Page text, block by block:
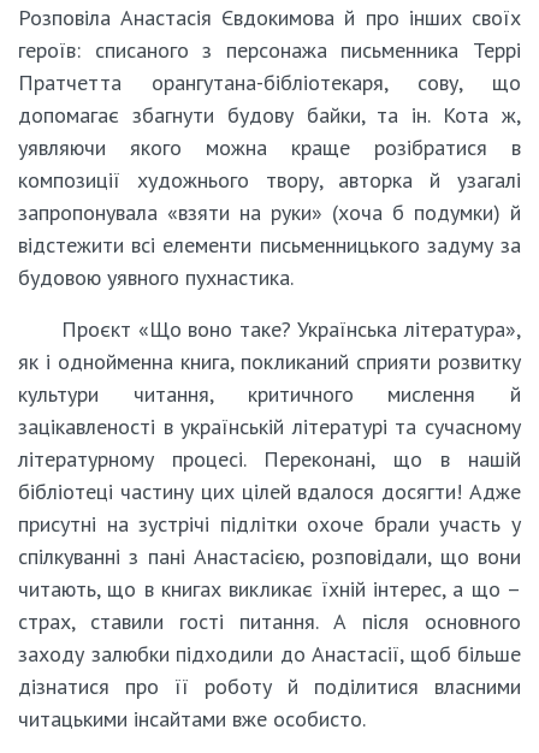
Розповіла Анастасія Євдокимова й про інших своїх
героїв: списаного з персонажа письменника Террі
Пратчетта орангутана-бібліотекаря, сову, що
допомагає збагнути будову байки, та ін. Кота ж,
уявляючи якого можна краще розібратися в
композиції художнього твору, авторка й узагалі
запропонувала «взяти на руки» (хоча б подумки) й
відстежити всі елементи письменницького задуму за
будовою уявного пухнастика.
Проєкт «Що воно таке? Українська література»,
як і однойменна книга, покликаний сприяти розвитку
культури читання, критичного мислення й
зацікавленості в українській літературі та сучасному
літературному процесі. Переконані, що в нашій
бібліотеці частину цих цілей вдалося досягти! Адже
присутні на зустрічі підлітки охоче брали участь у
спілкуванні з пані Анастасією, розповідали, що вони
читають, що в книгах викликає їхній інтерес, а що –
страх, ставили гості питання. А після основного
заходу залюбки підходили до Анастасії, щоб більше
дізнатися про її роботу й поділитися власними
читацькими інсайтами вже особисто.